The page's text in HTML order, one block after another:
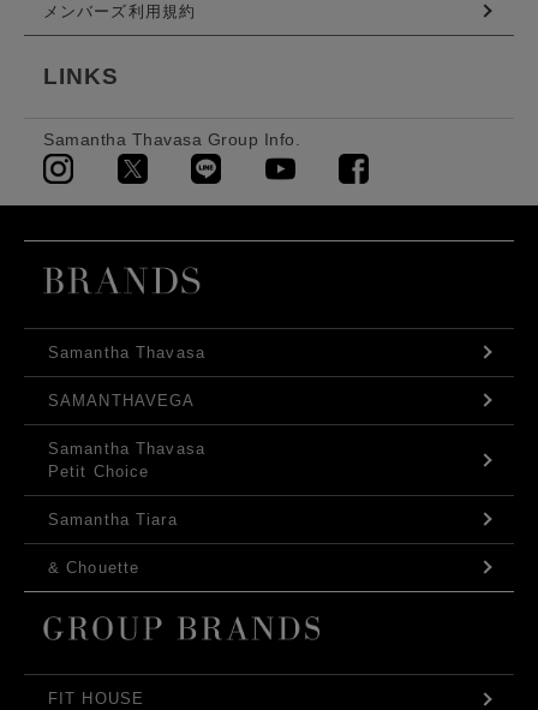
メンバーズ利用規約
LINKS
Samantha Thavasa Group Info.
Samantha Thavasa
SAMANTHAVEGA
Samantha Thavasa
Petit Choice
Samantha Tiara
& Chouette
FIT HOUSE